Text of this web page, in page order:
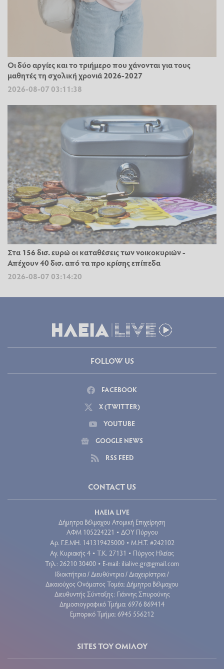
Οι δύο αργίες και το τριήμερο που χάνονται για τους
μαθητές τη σχολική χρονιά 2026-2027
2026-08-07 03:11:38
Στα 156 δισ. ευρώ οι καταθέσεις των νοικοκυριών -
Απέχουν 40 δισ. από τα προ κρίσης επίπεδα
2026-08-07 03:14:20
FOLLOW US
FACEBOOK
X (TWITTER)
YOUTUBE
GOOGLE NEWS
RSS FEED
CONTACT US
ΗΛΕΙΑ LIVE
Δήμητρα Βέλμαχου Ατομική Επιχείρηση
ΑΦΜ 105224221 • ΔΟΥ Πύργου
Aρ. Γ.Ε.ΜΗ. 141319425000 • Μ.Η.Τ. #242102
Αγ. Κυριακής 4 • Τ.Κ. 27131 • Πύργος Ηλείας
Τηλ.: 26210 30400 • E-mail: ilialive.gr@gmail.com
Ιδιοκτήτρια / Διευθύντρια / Διαχειρίστρια /
Δικαιούχος Ονόματος Τομέα: Δήμητρα Βέλμαχου
Διευθυντής Σύνταξης: Γιάννης Σπυρούνης
Δημοσιογραφικό Τμήμα: 6976 869414
Εμπορικό Τμήμα: 6945 556212
SITES ΤΟΥ ΟΜΙΛΟΥ